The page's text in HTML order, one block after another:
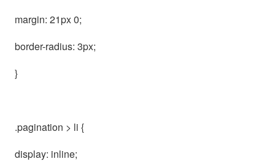
margin: 21px 0;
border-radius: 3px;
}
.pagination > li {
display: inline;